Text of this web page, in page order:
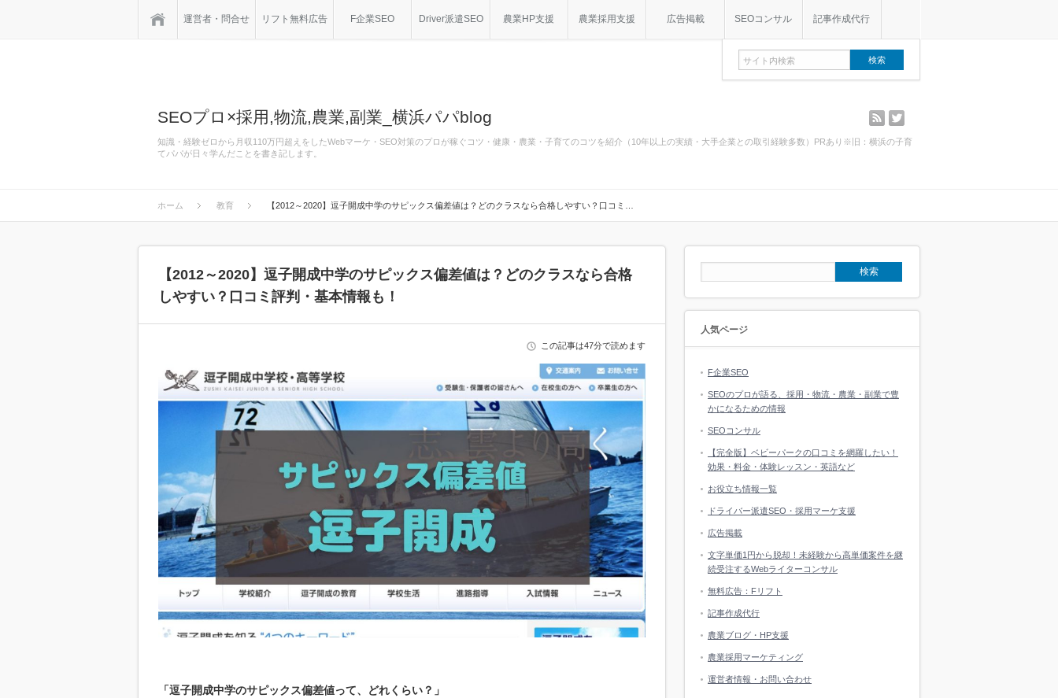
運営者・問合せ リフト無料広告 F企業SEO Driver派遣SEO 農業HP支援 農業採用支援 広告掲載 SEOコンサル 記事作成代行
SEOプロ×採用,物流,農業,副業_横浜パパblog
知識・経験ゼロから月収110万円超えをしたWebマーケ・SEO対策のプロが稼ぐコツ・健康・農業・子育てのコツを紹介（10年以上の実績・大手企業との取引経験多数）PRあり※旧：横浜の子育
てパパが日々学んだことを書き記します。
rss
ホーム 教育 【2012～2020】逗子開成中学のサピックス偏差値は？どのクラスなら合格しやすい？口コミ…
【2012～2020】逗子開成中学のサピックス偏差値は？どのクラスなら合格
しやすい？口コミ評判・基本情報も！
この記事は47分で読めます
「逗子開成中学のサピックス偏差値って、どれくらい？」
人気ページ
F企業SEO
SEOのプロが語る、採用・物流・農業・副業で豊
かになるための情報
SEOコンサル
【完全版】ベビーパークの口コミを網羅したい！
効果・料金・体験レッスン・英語など
お役立ち情報一覧
ドライバー派遣SEO・採用マーケ支援
広告掲載
文字単価1円から脱却！未経験から高単価案件を継
続受注するWebライターコンサル
無料広告：Fリフト
記事作成代行
農業ブログ・HP支援
農業採用マーケティング
運営者情報・お問い合わせ